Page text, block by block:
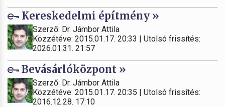
Kereskedelmi építmény »
Szerző: Dr. Jámbor Attila
Közzétéve: 2015.01.17. 20:33 | Utolsó frissítés:
2026.01.31. 21:57
Bevásárlóközpont »
Szerző: Dr. Jámbor Attila
Közzétéve: 2015.01.17. 20:35 | Utolsó frissítés:
2016.12.28. 17:10